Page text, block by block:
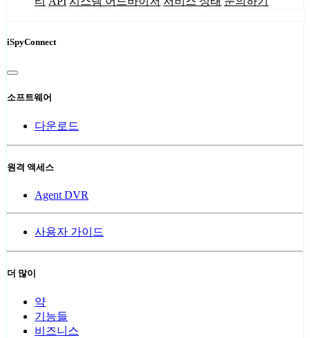
iSpyConnect
소프트웨어
다운로드
원격 액세스
Agent DVR
사용자 가이드
더 많이
약
기능들
비즈니스